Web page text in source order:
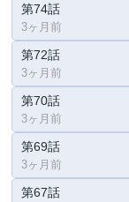
第74話
3ヶ月前
第72話
3ヶ月前
第70話
3ヶ月前
第69話
3ヶ月前
第67話